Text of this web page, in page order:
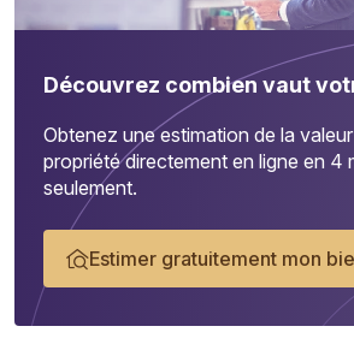
Découvrez combien vaut
Obtenez une estimation de la
propriété directement en ligne en 4
seulement.
Estimer gratuitement mon